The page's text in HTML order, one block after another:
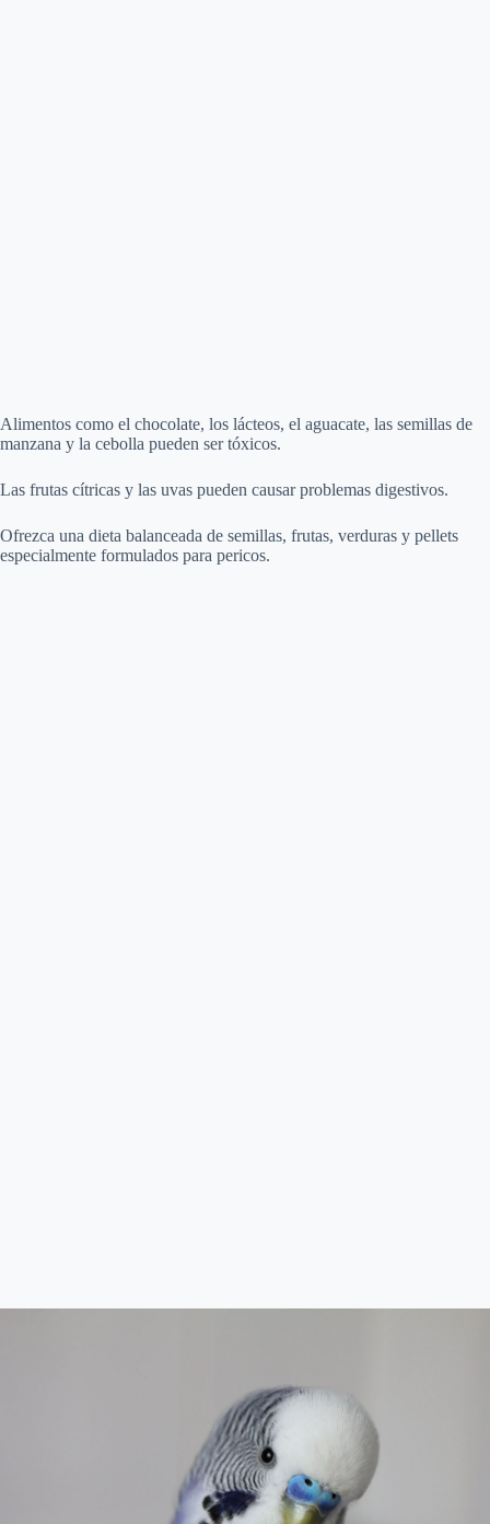
Alimentos como el chocolate, los lácteos, el aguacate, las semillas de
manzana y la cebolla pueden ser tóxicos.
Las frutas cítricas y las uvas pueden causar problemas digestivos.
Ofrezca una dieta balanceada de semillas, frutas, verduras y pellets
especialmente formulados para pericos.